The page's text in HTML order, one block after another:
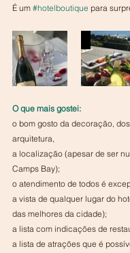
É um #hotelboutique para
O que mais gostei:
o bom gosto da decoração,
arquitetura,
a localização (apesar de ser
Camps Bay);
o atendimento de todos é
a vista de qualquer lugar do
das melhores da cidade);
a lista com indicações de
a lista de atrações que é